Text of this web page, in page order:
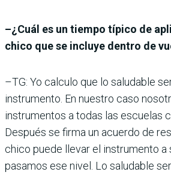
–¿Cuál es un tiempo típico de
chico que se incluye dentro de
–TG: Yo calculo que lo saludable
instrumento. En nuestro caso
instrumentos a todas las escuelas
Después se firma un acuerdo de
chico puede llevar el instrumento a
pasamos ese nivel. Lo saludable